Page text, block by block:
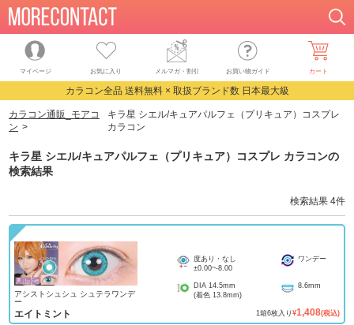
マイページ お気に入り メルマガ・割引 お買い物ガイド カート
カラコン全品 送料無料 × 取扱ブランド数 日本最大級
カラコン通販_モアコ
ン
キラ星 シエル/キュアパルフェ（プリキュア）コスプレ
カラコン
キラ星 シエル/キュアパルフェ（プリキュア）コスプレ カラコンの
検索結果
検索結果 4件
アシストシュシュ シュテラワンデ
ー
エイトミント
度あり・なし
±0.00~-8.00
ワンデー
DIA 14.5mm
(着色 13.8mm)
8.6mm
1箱6枚入り ¥1,408(税込)